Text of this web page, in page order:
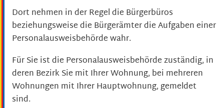
Dort nehmen in der Regel die Bürgerbüros
beziehungsweise die Bürgerämter die Aufgaben einer
Personalausweisbehörde wahr.
Für Sie ist die Personalausweisbehörde zuständig, in
deren Bezirk Sie mit Ihrer Wohnung, bei mehreren
Wohnungen mit Ihrer Hauptwohnung, gemeldet
sind.